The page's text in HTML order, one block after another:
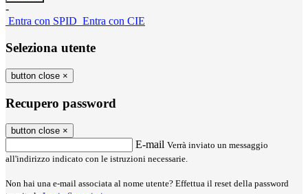
-
Entra con SPID Entra con CIE
Seleziona utente
button close ×
Recupero password
button close ×
E-mail Verrà inviato un messaggio
all'indirizzo indicato con le istruzioni necessarie.
Non hai una e-mail associata al nome utente? Effettua il reset della password